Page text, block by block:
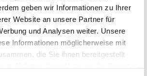
geben wir Informationen zu Ihrer
Website an unsere Partner für
und Analysen weiter. Unsere
Informationen möglicherweise mit
die Sie ihnen bereitgestellt
ansprechen.
einer starken Backlink-Struktur durch
und relevante Verlinkungen, die das
Autorität deiner Website stärken.
Kontinuierliche Überwachung der
und Anpassung der Strategie anhand
und Analysen.